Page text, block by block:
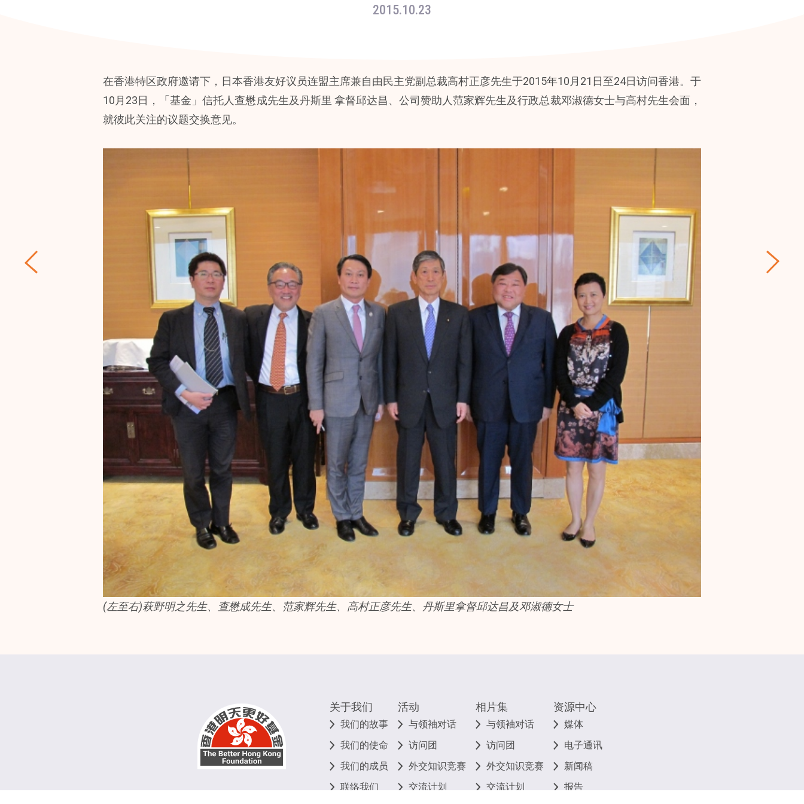
2015.10.23
在香港特区政府邀请下，日本香港友好议员连盟主席兼自由民主党副总裁高村正彦先生于2015年10月21日至24日访问香港。于
10月23日，「基金」信托人查懋成先生及丹斯里 拿督邱达昌、公司赞助人范家辉先生及行政总裁邓淑德女士与高村先生会面，
就彼此关注的议题交换意见。
(左至右)萩野明之先生、 查懋成先生、范家辉先生、 高村正彦先生、 丹斯里拿督邱达昌及邓淑德女士
关于我们
我们的故事
我们的使命
我们的成员
联络我们
活动
与领袖对话
访问团
外交知识竞赛
交流计划
相片集
与领袖对话
访问团
外交知识竞赛
交流计划
资源中心
媒体
电子通讯
新闻稿
报告